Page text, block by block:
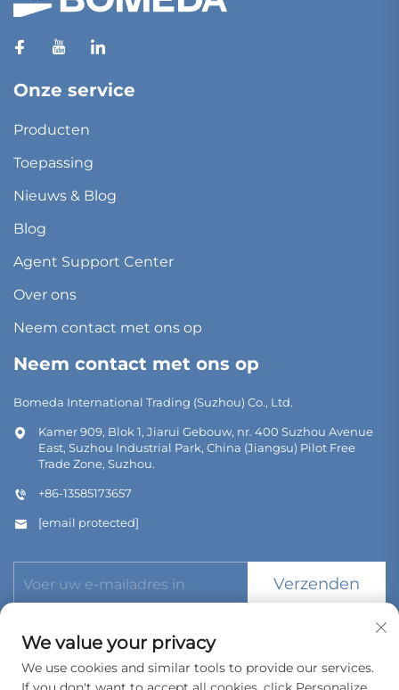
Onze service
Producten
Toepassing
Nieuws & Blog
Blog
Agent Support Center
Over ons
Neem contact met ons op
Neem contact met ons op
Bomeda International Trading (Suzhou) Co., Ltd.
Kamer 909, Blok 1, Jiarui Gebouw, nr. 400 Suzhou Avenue
East, Suzhou Industrial Park, China (Jiangsu) Pilot Free
Trade Zone, Suzhou.
+86-13585173657
[email protected]
Verzenden
We value your privacy
We use cookies and similar tools to provide our services.